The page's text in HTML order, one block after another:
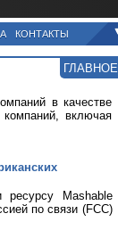
КОНТАКТЫ
ГЛАВНОЕ
в качестве
включая
ресурсу Mashable
по связи (FCC)